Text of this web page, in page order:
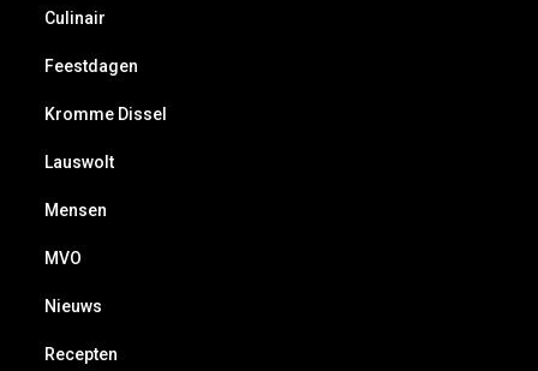
Culinair
Feestdagen
Kromme Dissel
Lauswolt
Mensen
MVO
Nieuws
Recepten